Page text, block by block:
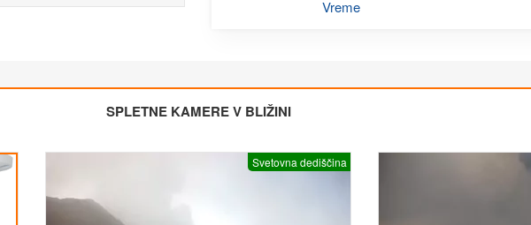
Vreme
SPLETNE KAMERE V BLIŽINI
Svetovna dediščina